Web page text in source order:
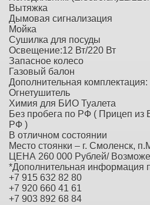
Вытяжка
Дымовая сигнализация
Мойка
Сушилка для посуды
Освещение:12 Вт/220 Вт
Запасное колесо
Газовый балон
Дополнительная комплектация:
Огнетушитель
Химия для БИО Туалета
Без пробега по РФ ( Прицеп
РФ )
В отличном состоянии
Место стоянки – г. Смоленск,
ЦЕНА 260 000 Рублей/
*Дополнительная информация
+7 915 632 82 80
+7 920 660 41 61
+7 903 892 68 84